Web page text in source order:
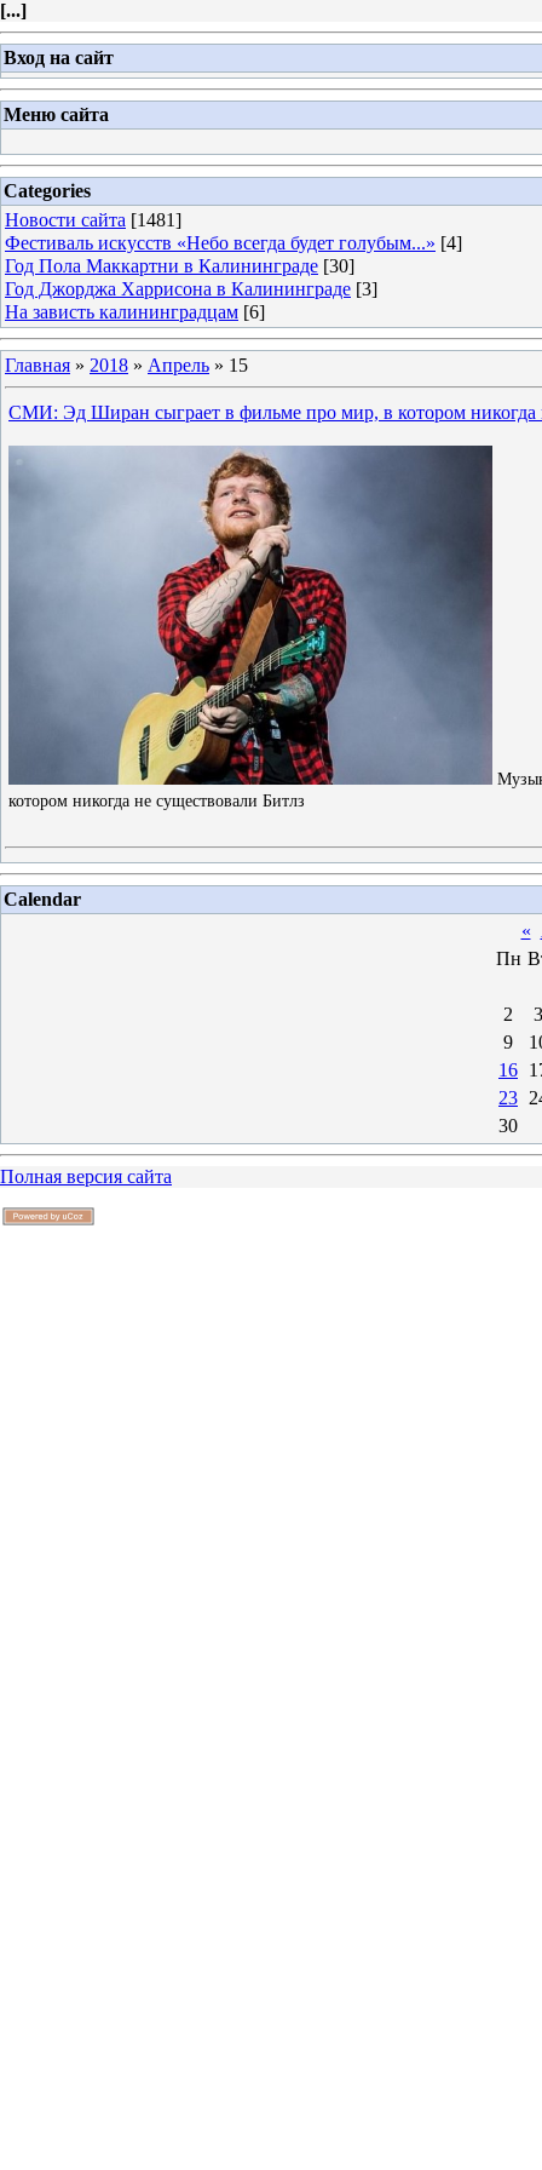
[...]
Вход на сайт
Меню сайта
Categories
Новости сайта [1481]
Фестиваль искусств «Небо всегда будет голубым...» [4]
Год Пола Маккартни в Калининграде [30]
Год Джорджа Харрисона в Калининграде [3]
На зависть калининградцам [6]
Главная » 2018 » Апрель » 15
СМИ: Эд Ширан сыграет в фильме про мир, в котором никогда
котором никогда не существовали Битлз
Calendar
«
Пн
2
3
9
16
23
30
Полная версия сайта